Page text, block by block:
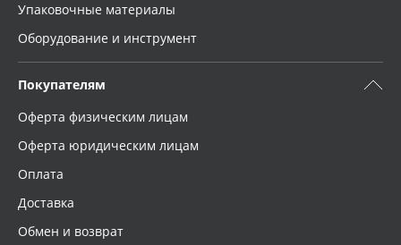
Упаковочные материалы
Оборудование и инструмент
Покупателям
Оферта физическим лицам
Оферта юридическим лицам
Оплата
Доставка
Обмен и возврат